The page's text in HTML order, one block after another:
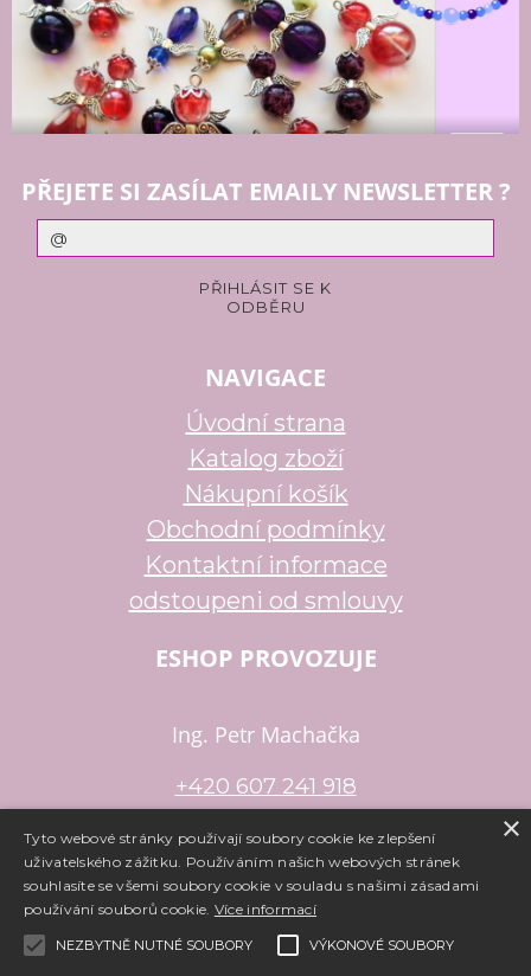
PŘEJETE SI ZASÍLAT EMAILY NEWSLETTER ?
NAVIGACE
Úvodní strana
Katalog zboží
Nákupní košík
Obchodní podmínky
Kontaktní informace
odstoupeni od smlouvy
ESHOP PROVOZUJE
Ing. Petr Machačka
+420 607 241 918
petr.machacka@email.cz
e-shopuapronájem e-shopu Shop5.cz
×
Tyto webové stránky používají soubory cookie ke zlepšení
uživatelského zážitku. Používáním našich webových stránek
souhlasíte se všemi soubory cookie v souladu s našimi zásadami
používání souborů cookie. Více informací
NEZBYTNĚ NUTNÉ SOUBORY VÝKONOVÉ SOUBORY